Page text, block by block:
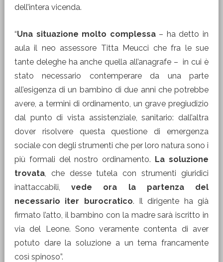
dell’intera vicenda.
“Una situazione molto complessa– ha detto in
aula il neo assessore Titta Meucci che fra le sue
tante deleghe ha anche quella all’anagrafe – in cui è
stato necessario contemperare da una parte
all’esigenza di un bambino di due anni che potrebbe
avere, a termini di ordinamento, un grave pregiudizio
dal punto di vista assistenziale, sanitario: dall’altra
dover risolvere questa questione di emergenza
sociale con degli strumenti che per loro natura sono i
più formali del nostro ordinamento. La soluzione
trovata, che desse tutela con strumenti giuridici
inattaccabili,vede ora la partenza del
necessario iter burocratico. Il dirigente ha già
firmato l’atto, il bambino con la madre sarà iscritto in
via del Leone. Sono veramente contenta di aver
potuto dare la soluzione a un tema francamente
così spinoso”.